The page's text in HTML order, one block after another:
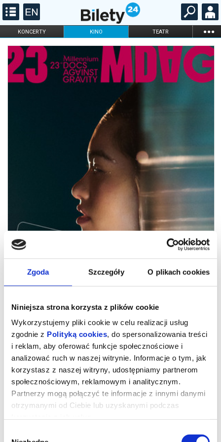
Zgoda Szczegóły O plikach cookies
Niniejsza strona korzysta z plików cookie
Wykorzystujemy pliki cookie w celu realizacji usług
zgodnie z Polityką cookies, do spersonalizowania treści
i reklam, aby oferować funkcje społecznościowe i
analizować ruch w naszej witrynie. Informacje o tym, jak
korzystasz z naszej witryny, udostępniamy partnerom
społecznościowym, reklamowym i analitycznym.
Partnerzy mogą połączyć te informacje z innymi danymi
otrzymanymi od Ciebie lub uzyskanymi podczas
KONCERTY KINO TEATR ...
FILHARMONIA OPERA I BALET
STAND-UP
DLA DZIECI
ONLINE KARNETY
IRVINE WELSH. RZECZYWISTOŚĆ TO
ZA MAŁO | MDAG 2026
[PL]
Film ukazuje autora „Trainspotting” jako równie zabawnego,
się zarówno w Los Angeles, jak i na międzynarodowych